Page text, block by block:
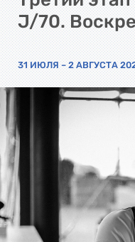
J/70.
31 ИЮЛЯ – 2 АВГУСТА